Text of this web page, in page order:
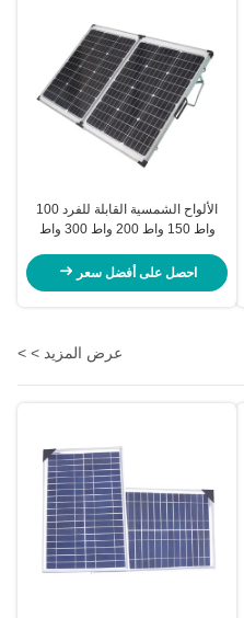
الألواح الشمسية القابلة للفرد 100
واط 150 واط 200 واط 300 واط
للتخييم
احصل على أفضل سعر
عرض المزيد > >